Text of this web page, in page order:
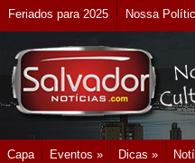
Feriados para 2025 Nossa
Capa Eventos » Dicas »